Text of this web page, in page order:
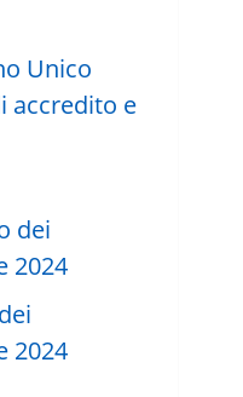
Unico
accredito e
2024